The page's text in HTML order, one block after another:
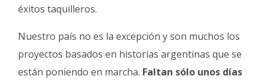
éxitos taquilleros.
Nuestro país no es la excepción y son muchos los
proyectos basados en historias argentinas que se
están poniendo en marcha. Faltan sólo unos días